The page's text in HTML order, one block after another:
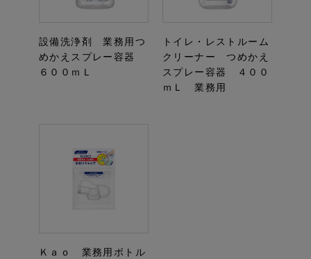
設備洗浄剤 業務用つ
めかえスプレー容器
６００ｍＬ
トイレ・レストルーム
クリーナー つめかえ
スプレー容器 ４００
ｍＬ 業務用
Ｋａｏ 業務用ボトル